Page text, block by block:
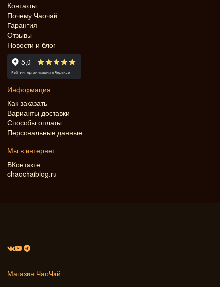
Контакты
Почему Чаочай
Гарантия
Отзывы
Новости и блог
Информация
Как заказать
Варианты доставки
Способы оплаты
Персональные данные
Мы в интернет
ВКонтакте
chaochaiblog.ru
Магазин ЧаоЧай